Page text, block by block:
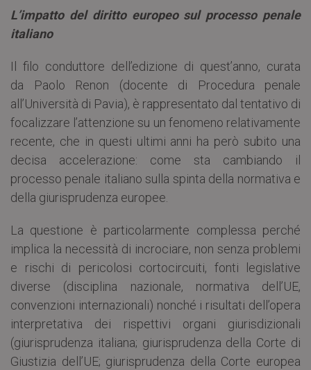
L’impatto del diritto europeo sul processo penale
italiano
Il filo conduttore dell’edizione di quest’anno, curata
da Paolo Renon (docente di Procedura penale
all’Università di Pavia), è rappresentato dal tentativo di
focalizzare l’attenzione su un fenomeno relativamente
recente, che in questi ultimi anni ha però subito una
decisa accelerazione: come sta cambiando il
processo penale italiano sulla spinta della normativa e
della giurisprudenza europee.
La questione è particolarmente complessa perché
implica la necessità di incrociare, non senza problemi
e rischi di pericolosi cortocircuiti, fonti legislative
diverse (disciplina nazionale, normativa dell’UE,
convenzioni internazionali) nonché i risultati dell’opera
interpretativa dei rispettivi organi giurisdizionali
(giurisprudenza italiana; giurisprudenza della Corte di
Giustizia dell’UE; giurisprudenza della Corte europea